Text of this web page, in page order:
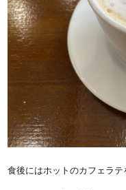
食後にはホットのカフェラテ